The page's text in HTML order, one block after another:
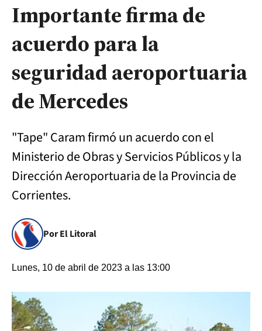
Importante firma de
acuerdo para la
seguridad aeroportuaria
de Mercedes
"Tape" Caram firmó un acuerdo con el
Ministerio de Obras y Servicios Públicos y la
Dirección Aeroportuaria de la Provincia de
Corrientes.
Por El Litoral
Lunes, 10 de abril de 2023 a las 13:00